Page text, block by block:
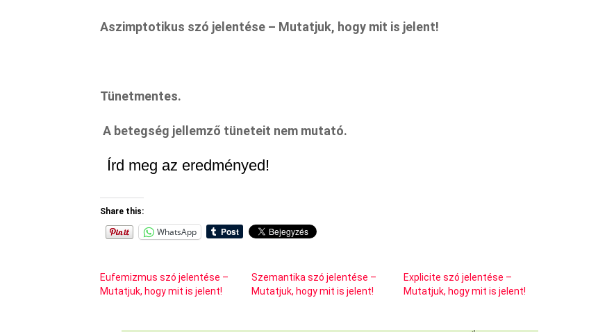
Aszimptotikus szó jelentése – Mutatjuk, hogy mit is jelent!
Tünetmentes.
A betegség jellemző tüneteit nem mutató.
Írd meg az eredményed!
Share this:
WhatsApp
Eufemizmus szó jelentése –
Mutatjuk, hogy mit is jelent!
Szemantika szó jelentése –
Mutatjuk, hogy mit is jelent!
Explicite szó jelentése –
Mutatjuk, hogy mit is jelent!